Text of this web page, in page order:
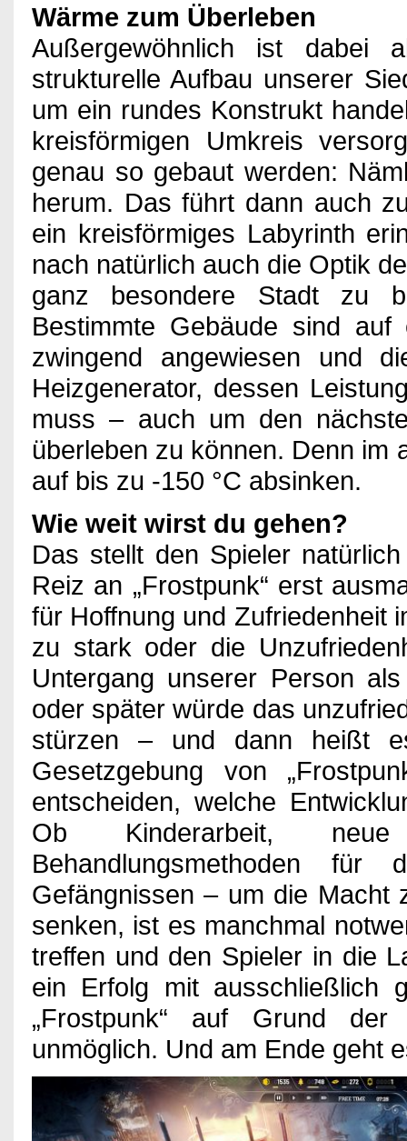
Wärme zum Überleben
Außergewöhnlich ist dabei
strukturelle Aufbau unserer
um ein rundes Konstrukt
kreisförmigen Umkreis
genau so gebaut werden:
herum. Das führt dann auch
ein kreisförmiges Labyrinth
nach natürlich auch die Optik
ganz besondere Stadt zu
Bestimmte Gebäude sind auf
zwingend angewiesen und
Heizgenerator, dessen
muss – auch um den
überleben zu können. Denn im
auf bis zu -150 °C absinken.
Wie weit wirst du gehen?
Das stellt den Spieler
Reiz an „Frostpunk“ erst
für Hoffnung und Zufriedenheit
zu stark oder die
Untergang unserer Person
oder später würde das
stürzen – und dann heißt
Gesetzgebung von
entscheiden, welche
Ob Kinderarbeit, neue
Behandlungsmethoden
Gefängnissen – um die Macht
senken, ist es manchmal
treffen und den Spieler in die
ein Erfolg mit ausschließlich
„Frostpunk“ auf Grund der
unmöglich. Und am Ende geht